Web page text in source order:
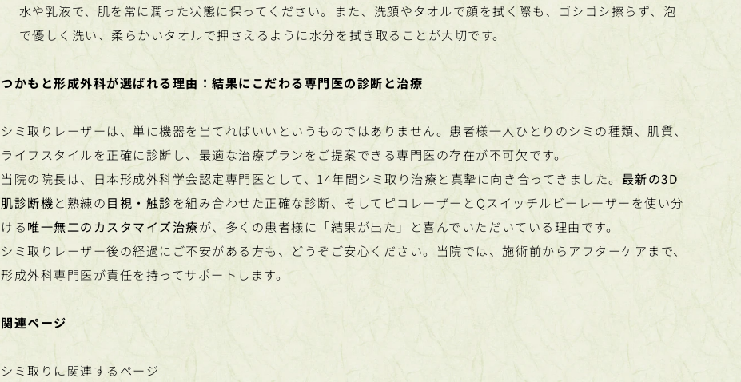
水や乳液で、肌を常に潤った状態に保ってください。また、洗顔やタオルで顔を拭く際も、ゴシゴシ擦らず、泡
で優しく洗い、柔らかいタオルで押さえるように水分を拭き取ることが大切です。
つかもと形成外科が選ばれる理由：結果にこだわる専門医の診断と治療
シミ取りレーザーは、単に機器を当てればいいというものではありません。患者様一人ひとりのシミの種類、肌質、
ライフスタイルを正確に診断し、最適な治療プランをご提案できる専門医の存在が不可欠です。
当院の院長は、日本形成外科学会認定専門医として、14年間シミ取り治療と真摯に向き合ってきました。 最新の3D
肌診断機と熟練の目視・触診を組み合わせた正確な診断、そしてピコレーザーとQスイッチルビーレーザーを使い分
ける唯一無二のカスタマイズ治療が、多くの患者様に「結果が出た」と喜んでいただいている理由です。
シミ取りレーザー後の経過にご不安がある方も、どうぞご安心ください。当院では、施術前からアフターケアまで、
形成外科専門医が責任を持ってサポートします。
関連ページ
シミ取りに関連するページ